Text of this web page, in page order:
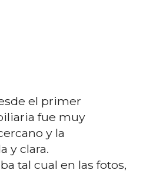
el primer
fue muy
y la
y clara.
tal cual en las fotos,